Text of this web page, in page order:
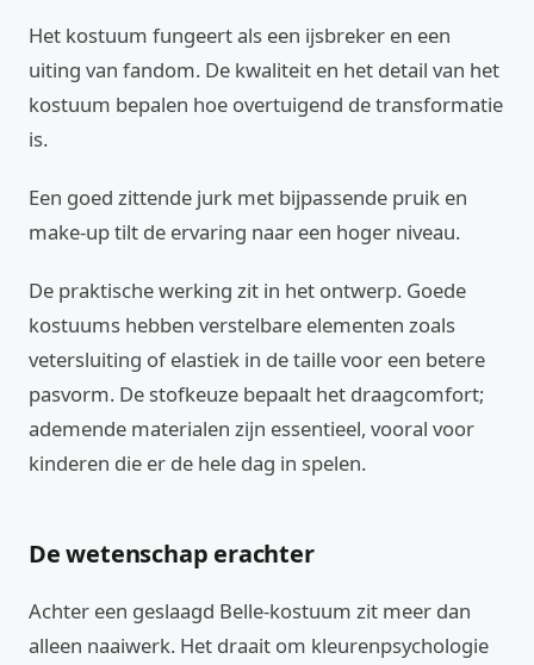
Het kostuum fungeert als een ijsbreker en een
uiting van fandom. De kwaliteit en het detail van het
kostuum bepalen hoe overtuigend de transformatie
is.
Een goed zittende jurk met bijpassende pruik en
make-up tilt de ervaring naar een hoger niveau.
De praktische werking zit in het ontwerp. Goede
kostuums hebben verstelbare elementen zoals
vetersluiting of elastiek in de taille voor een betere
pasvorm. De stofkeuze bepaalt het draagcomfort;
ademende materialen zijn essentieel, vooral voor
kinderen die er de hele dag in spelen.
De wetenschap erachter
Achter een geslaagd Belle-kostuum zit meer dan
alleen naaiwerk. Het draait om kleurenpsychologie